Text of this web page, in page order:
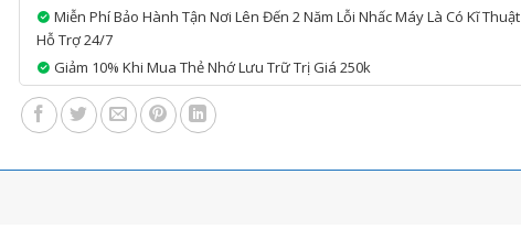
Miễn Phí Bảo Hành Tận Nơi Lên Đến 2 Năm Lỗi Nhấc Máy Là Có Kĩ Thuật
Hỗ Trợ 24/7
Giảm 10% Khi Mua Thẻ Nhớ Lưu Trữ Trị Giá 250k